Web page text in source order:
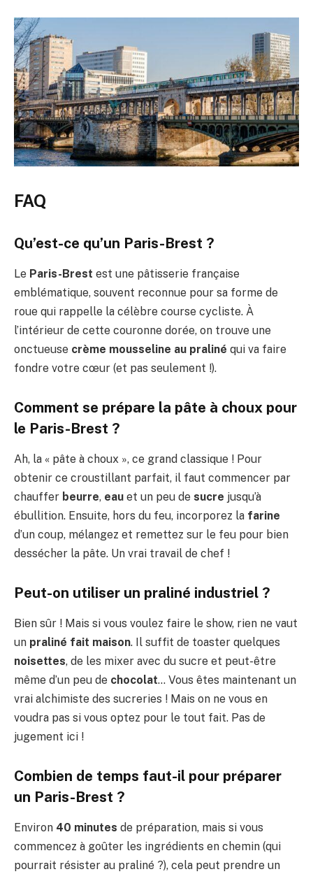
FAQ
Qu’est-ce qu’un Paris-Brest ?
Le Paris-Brest est une pâtisserie française
emblématique, souvent reconnue pour sa forme de
roue qui rappelle la célèbre course cycliste. À
l’intérieur de cette couronne dorée, on trouve une
onctueuse crème mousseline au praliné qui va faire
fondre votre cœur (et pas seulement !).
Comment se prépare la pâte à choux pour
le Paris-Brest ?
Ah, la « pâte à choux », ce grand classique ! Pour
obtenir ce croustillant parfait, il faut commencer par
chauffer beurre, eau et un peu de sucre jusqu’à
ébullition. Ensuite, hors du feu, incorporez la farine
d’un coup, mélangez et remettez sur le feu pour bien
dessécher la pâte. Un vrai travail de chef !
Peut-on utiliser un praliné industriel ?
Bien sûr ! Mais si vous voulez faire le show, rien ne vaut
un praliné fait maison. Il suffit de toaster quelques
noisettes, de les mixer avec du sucre et peut-être
même d’un peu de chocolat… Vous êtes maintenant un
vrai alchimiste des sucreries ! Mais on ne vous en
voudra pas si vous optez pour le tout fait. Pas de
jugement ici !
Combien de temps faut-il pour préparer
un Paris-Brest ?
Environ 40 minutes de préparation, mais si vous
commencez à goûter les ingrédients en chemin (qui
pourrait résister au praliné ?), cela peut prendre un